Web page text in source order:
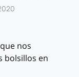
nos
bolsillos en